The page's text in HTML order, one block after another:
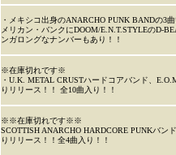
・メキシコ出身のANARCHO PUNK BANDの3
メリカン・バンクにDOOM/E.N.T.STYLEのD-
ンガロングなナンバーもあり！！
※在庫切れです※
・U.K. METAL CRUSTハードコアバンド、
りリリース！！ 全10曲入り！！
※※在庫切れです※※
SCOTTISH ANARCHO HARDCORE PUNKバン
りリリース！！全4曲入り！！